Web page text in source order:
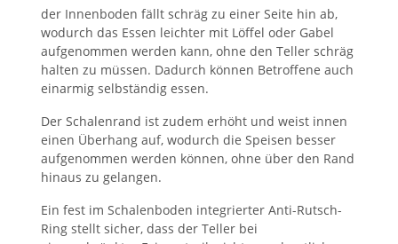
der Innenboden fällt schräg zu einer Seite hin ab,
wodurch das Essen leichter mit Löffel oder Gabel
aufgenommen werden kann, ohne den Teller schräg
halten zu müssen. Dadurch können Betroffene auch
einarmig selbständig essen.
Der Schalenrand ist zudem erhöht und weist innen
einen Überhang auf, wodurch die Speisen besser
aufgenommen werden können, ohne über den Rand
hinaus zu gelangen.
Ein fest im Schalenboden integrierter Anti-Rutsch-
Ring stellt sicher, dass der Teller bei